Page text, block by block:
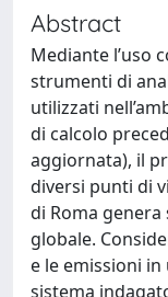
Abstract
Mediante l’uso
strumenti di
utilizzati
di calcolo
aggiornata), il
diversi punti di
di Roma genera
globale.
e le emissioni
sistema